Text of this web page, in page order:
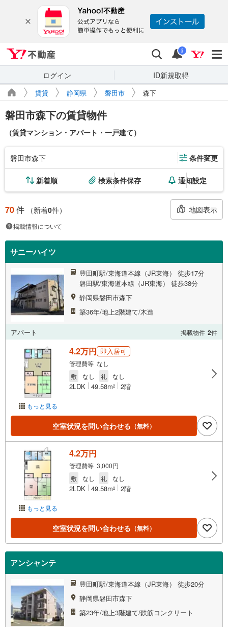
検索 通知
i
ログイン ID新規取得
賃貸 静岡県 磐田市 森下
磐田市森下の賃貸物件
（賃貸マンション・アパート・一戸建て）
磐田市森下 条件変更
新着順 検索条件保存 通知設定
70件 （新着0件） 地図表示
掲載情報について
サニーハイツ
豊田町駅/東海道本線（JR東海） 徒歩17分
磐田駅/東海道本線（JR東海） 徒歩38分
静岡県磐田市森下
築36年/地上2階建て/木造
アパート 掲載物件 2件
もっと見る
4.2万円 即入居可
管理費等 なし
敷
なし 礼 なし
2LDK 49.58m2 2階
空室状況を問い合わせる （無料）
もっと見る
4.2万円
管理費等 3,000円
敷
なし 礼 なし
2LDK 49.58m2 2階
空室状況を問い合わせる （無料）
アンシャンテ
豊田町駅/東海道本線（JR東海） 徒歩20分
静岡県磐田市森下
築23年/地上3階建て/鉄筋コンクリート